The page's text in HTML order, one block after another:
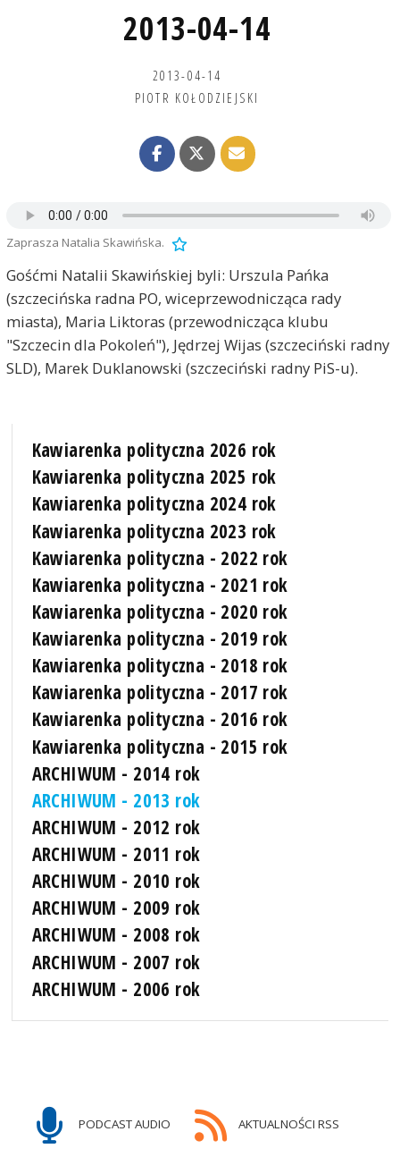
2013-04-14
2013-04-14
PIOTR KOŁODZIEJSKI
Zaprasza Natalia Skawińska.
Gośćmi Natalii Skawińskiej byli: Urszula Pańka
(szczecińska radna PO, wiceprzewodnicząca rady
miasta), Maria Liktoras (przewodnicząca klubu
"Szczecin dla Pokoleń"), Jędrzej Wijas (szczeciński radny
SLD), Marek Duklanowski (szczeciński radny PiS-u).
Kawiarenka polityczna 2026 rok
Kawiarenka polityczna 2025 rok
Kawiarenka polityczna 2024 rok
Kawiarenka polityczna 2023 rok
Kawiarenka polityczna - 2022 rok
Kawiarenka polityczna - 2021 rok
Kawiarenka polityczna - 2020 rok
Kawiarenka polityczna - 2019 rok
Kawiarenka polityczna - 2018 rok
Kawiarenka polityczna - 2017 rok
Kawiarenka polityczna - 2016 rok
Kawiarenka polityczna - 2015 rok
ARCHIWUM - 2014 rok
ARCHIWUM - 2013 rok
ARCHIWUM - 2012 rok
ARCHIWUM - 2011 rok
ARCHIWUM - 2010 rok
ARCHIWUM - 2009 rok
ARCHIWUM - 2008 rok
ARCHIWUM - 2007 rok
ARCHIWUM - 2006 rok
PODCAST AUDIO AKTUALNOŚCI RSS